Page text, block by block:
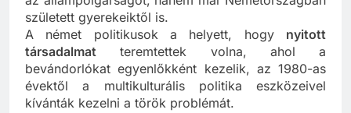
született gyerekeiktől is.
A német politikusok a helyett, hogy nyitott
társadalmat teremtettek volna, ahol a
bevándorlókat egyenlőkként kezelik, az 1980-as
évektől a multikulturális politika eszközeivel
kívánták kezelni a török problémát.